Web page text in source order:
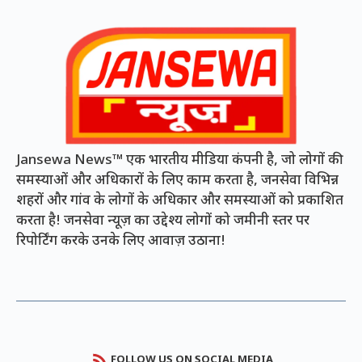
Jansewa News™ एक भारतीय मीडिया कंपनी है, जो लोगों की
समस्याओं और अधिकारों के लिए काम करता है, जनसेवा विभिन्न
शहरों और गांव के लोगों के अधिकार और समस्याओं को प्रकाशित
करता है! जनसेवा न्यूज़ का उद्देश्य लोगों को जमीनी स्तर पर
रिपोर्टिंग करके उनके लिए आवाज़ उठाना!